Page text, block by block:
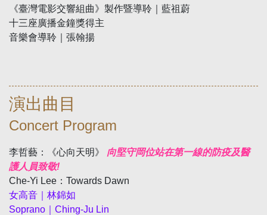
《臺灣電影交響組曲》製作暨導聆｜藍祖蔚
十三座廣播金鐘獎得主
音樂會導聆｜張翰揚
演出曲目
Concert Program
李哲藝：《心向天明》
向堅守岡位站在第一線的防疫及醫
護人員致敬!
Che-Yi Lee ： Towards Dawn
女高音｜林錦如
Soprano
Ching-Ju Lin